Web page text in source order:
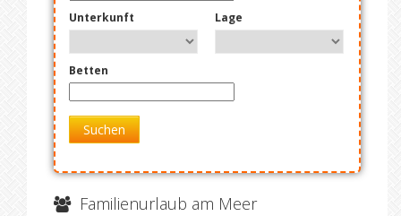
Unterkunft Lage
Betten
Suchen
Familienurlaub am Meer